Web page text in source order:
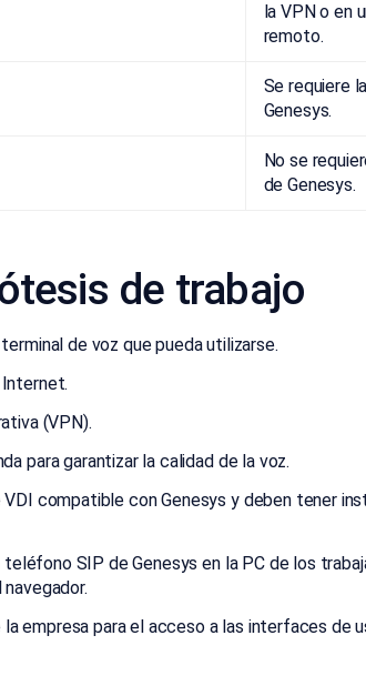
la VPN o en
remoto.
Se requiere
Genesys.
No se
de Genesys.
de trabajo
de voz que pueda utilizarse.
(VPN).
para garantizar la calidad de la voz.
compatible con Genesys y deben tener
SIP de Genesys en la PC de los
empresa para el acceso a las interfaces de